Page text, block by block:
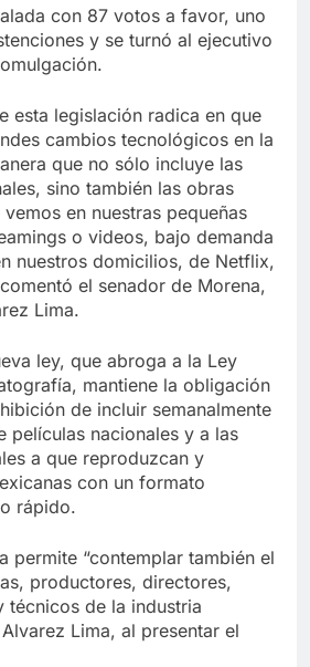
con 87 votos a favor, uno
y se turnó al ejecutivo
esta legislación radica en que
cambios tecnológicos en la
que no sólo incluye las
sino también las obras
en nuestras pequeñas
o videos, bajo demanda
nuestros domicilios, de Netflix,
el senador de Morena,
Lima.
ley, que abroga a la Ley
mantiene la obligación
de incluir semanalmente
películas nacionales y a las
a que reproduzcan y
con un formato
rápido.
permite “contemplar también el
productores, directores,
técnicos de la industria
Lima, al presentar el